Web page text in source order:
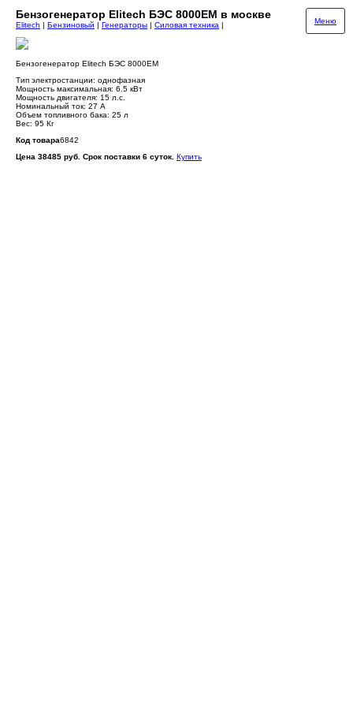
Бензогенератор Elitech БЭС 8000ЕМ в москве
Меню
Elitech | Бензиновый | Генераторы | Силовая техника |
Бензогенератор Elitech БЭС 8000ЕМ
Тип электростанции: однофазная
Мощность максимальная: 6.5 кВт
Мощность двигателя: 15 л.с.
Номинальный ток: 27 A
Объем топливного бака: 25 л
Вес: 95 Кг
Код товара6842
Цена 38485 руб. Срок поставки 6 суток. Купить